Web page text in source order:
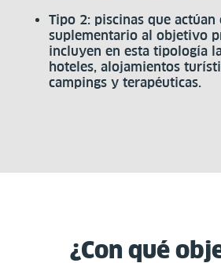
Tipo 2: piscinas que
suplementario al objetivo
incluyen en esta tipología
hoteles, alojamientos
campings y terapéuticas.
¿Con qué